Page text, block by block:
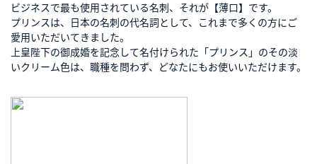
ビジネスで最も使用されている名刺、それが【薄口】です。
プリンスは、日本の名刺の代名詞として、これまで多くの方にご
愛用いただいてきました。
上皇陛下の御成婚を記念して名付けられた「プリンス」のその淡
いクリーム色は、職種を問わず、どなたにもお使いいただけます。